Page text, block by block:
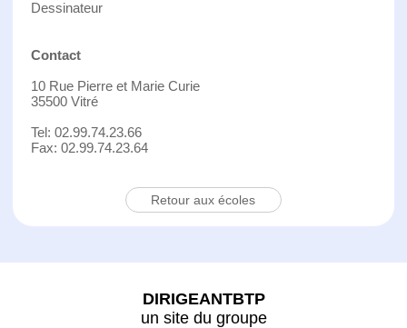
Dessinateur
Contact
10 Rue Pierre et Marie Curie
35500 Vitré
Tel: 02.99.74.23.66
Fax: 02.99.74.23.64
Retour aux écoles
DIRIGEANTBTP
un site du groupe